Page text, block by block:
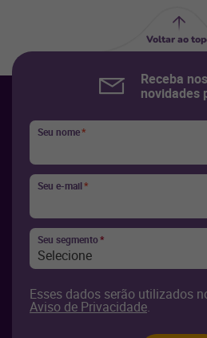
Voltar ao
Receba
novidades
Seu nome*
Seu e-mail*
Seu segmento*
Selecione
Esses dados serão utilizados
Aviso de Privacidade.